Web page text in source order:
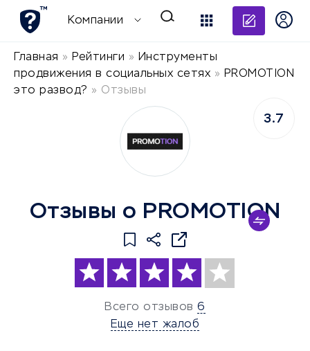
Компании
Главная » Рейтинги » Инструменты
продвижения в социальных сетях » PROMOTION
это развод? » Отзывы
Отзывы о PROMOTION
Всего отзывов 6
Еще нет жалоб
3.7